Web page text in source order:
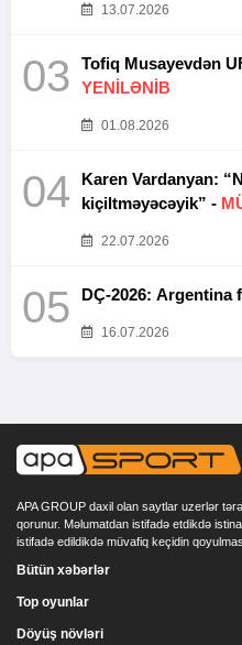
13.07.2026
03
YENİLƏNİB
01.08.2026
04
Karen Vardanyan:
kiçiltməyəcəyik” -
22.07.2026
05 DÇ-2026: Argentina
16.07.2026
APA GROUP daxil olan saytlar uzerlər
qorunur. Məlumatdan istifadə etdikdə
istifadə edildikdə müvafiq keçidin
Bütün xəbərlər
Top oyunlar
Döyüş növləri